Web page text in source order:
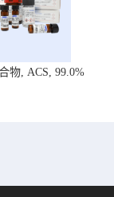
物, ACS, 99.0%